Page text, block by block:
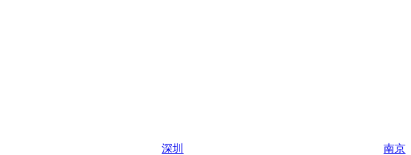
深圳
南京